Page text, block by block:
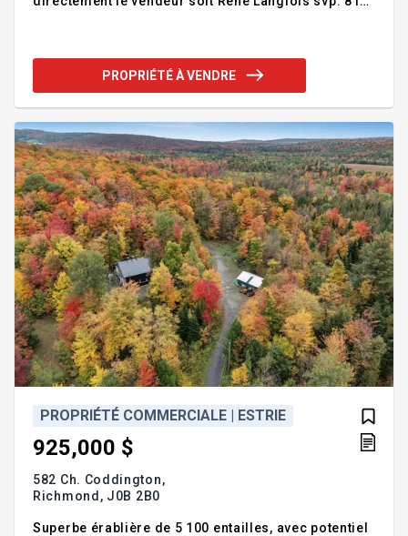
PROPRIÉTÉ À VENDRE
PROPRIÉTÉ COMMERCIALE | ESTRIE
925,000 $
582 Ch. Coddington,
Richmond, J0B 2B0
Superbe érablière de 5 100 entailles, avec potentiel